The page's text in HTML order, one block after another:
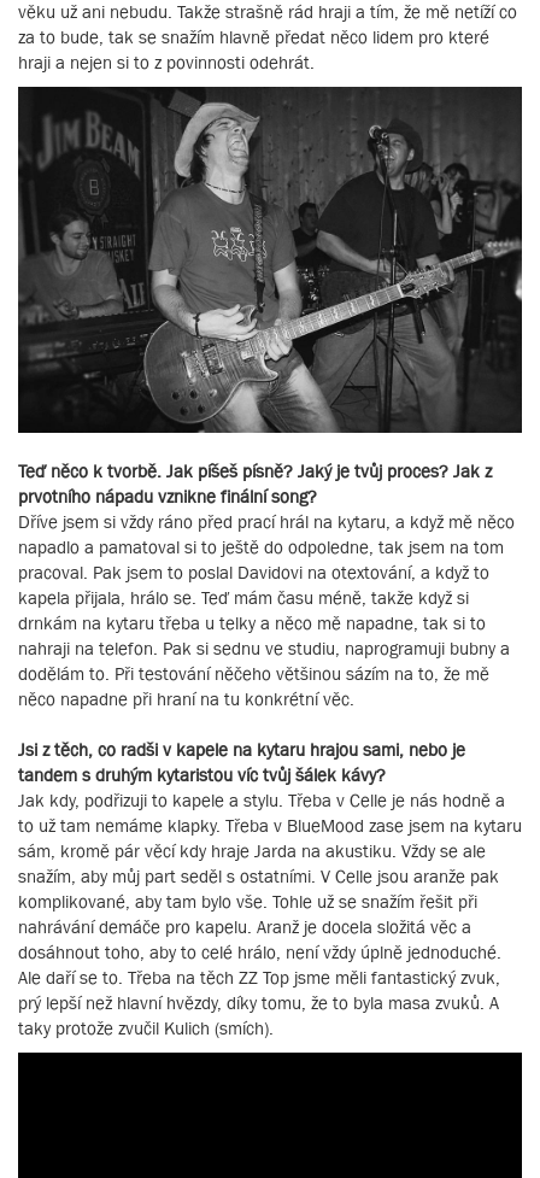
věku už ani nebudu. Takže strašně rád hraji a tím, že mě netíží co
za to bude, tak se snažím hlavně předat něco lidem pro které
hraji a nejen si to z povinnosti odehrát.
Teď něco k tvorbě. Jak píšeš písně? Jaký je tvůj proces? Jak z
prvotního nápadu vznikne finální song?
Dříve jsem si vždy ráno před prací hrál na kytaru, a když mě něco
napadlo a pamatoval si to ještě do odpoledne, tak jsem na tom
pracoval. Pak jsem to poslal Davidovi na otextování, a když to
kapela přijala, hrálo se. Teď mám času méně, takže když si
drnkám na kytaru třeba u telky a něco mě napadne, tak si to
nahraji na telefon. Pak si sednu ve studiu, naprogramuji bubny a
dodělám to. Při testování něčeho většinou sázím na to, že mě
něco napadne při hraní na tu konkrétní věc.
Jsi z těch, co radši v kapele na kytaru hrajou sami, nebo je
tandem s druhým kytaristou víc tvůj šálek kávy?
Jak kdy, podřizuji to kapele a stylu. Třeba v Celle je nás hodně a
to už tam nemáme klapky. Třeba v BlueMood zase jsem na kytaru
sám, kromě pár věcí kdy hraje Jarda na akustiku. Vždy se ale
snažím, aby můj part seděl s ostatními. V Celle jsou aranže pak
komplikované, aby tam bylo vše. Tohle už se snažím řešit při
nahrávání demáče pro kapelu. Aranž je docela složitá věc a
dosáhnout toho, aby to celé hrálo, není vždy úplně jednoduché.
Ale daří se to. Třeba na těch ZZ Top jsme měli fantastický zvuk,
prý lepší než hlavní hvězdy, díky tomu, že to byla masa zvuků. A
taky protože zvučil Kulich (smích).